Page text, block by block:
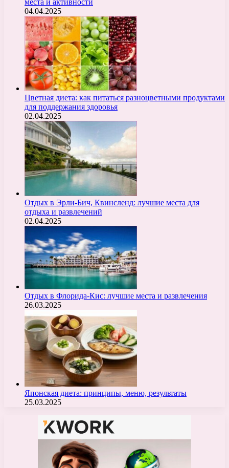
04.04.2025
Цветная диета: как питаться разноцветными продуктами
для поддержания здоровья
02.04.2025
Отдых в Эрли-Бич, Квинсленд: лучшие места для
отдыха и развлечений
02.04.2025
Отдых в Флорида-Кис: лучшие места и развлечения
26.03.2025
Японская диета: принципы, меню, результаты
25.03.2025